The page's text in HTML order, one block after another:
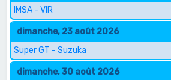
IMSA - VIR
dimanche, 23 août 2026
Super GT - Suzuka
dimanche, 30 août 2026